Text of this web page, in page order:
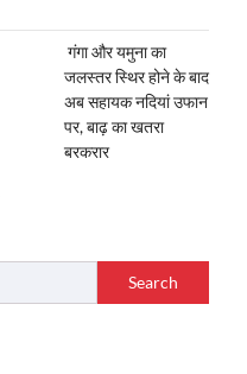
गंगा और यमुना का
जलस्तर स्थिर होने के बाद
अब सहायक नदियां उफान
पर, बाढ़ का खतरा
बरकरार
Search